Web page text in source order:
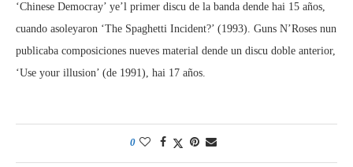
‘Chinese Democray’ ye’l primer discu de la banda dende hai 15 años,
cuando asoleyaron ‘The Spaghetti Incident?’ (1993). Guns N’Roses nun
publicaba composiciones nueves material dende un discu doble anterior,
‘Use your illusion’ (de 1991), hai 17 años.
0